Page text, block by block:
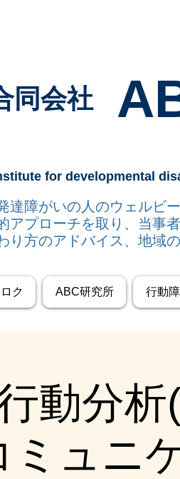
同会社
for developmental
達障がいの人のウェルビ
アプローチを取り 、当事
り方のアドバイス、地域
ク ABC研究所 行動
動分
ミュニ